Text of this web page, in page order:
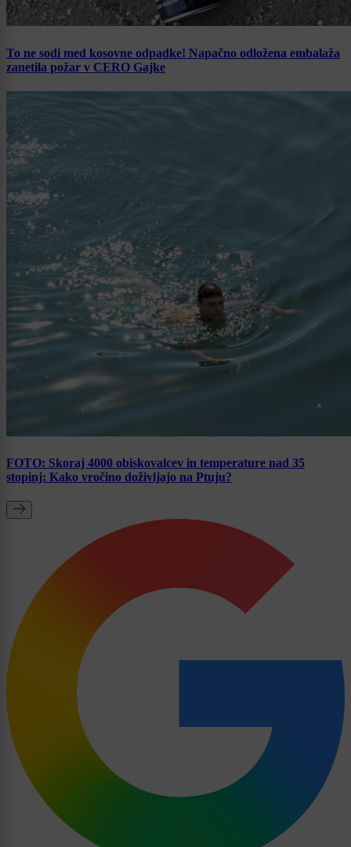
To ne sodi med kosovne odpadke! Napačno odložena embalaža
zanetila požar v CERO Gajke
FOTO: Skoraj 4000 obiskovalcev in temperature nad 35
stopinj: Kako vročino doživljajo na Ptuju?